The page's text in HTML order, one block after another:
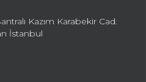
Kazım Karabekir Cad.
İstanbul